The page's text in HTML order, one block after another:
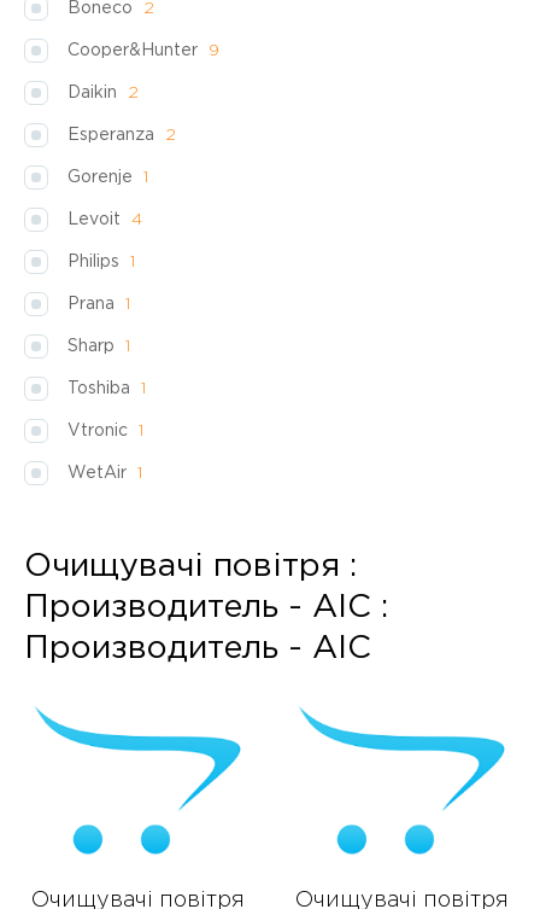
Boneco 2
Cooper&Hunter 9
Daikin 2
Esperanza 2
Gorenje 1
Levoit 4
Philips 1
Prana 1
Sharp 1
Toshiba 1
Vtronic 1
WetAir 1
Очищувачі повітря :
Производитель - AIC :
Производитель - AIC
Очищувачі повітря
Очищувачі повітря